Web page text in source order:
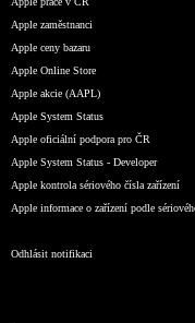
Apple zaměstnanci
Apple ceny bazaru
Apple Online Store
Apple akcie (AAPL)
Apple System Status
Apple oficiální podpora pro ČR
Apple System Status - Developer
Apple kontrola sériového čísla zařízení
Apple informace o zařízení podle
Odhlásit notifikaci